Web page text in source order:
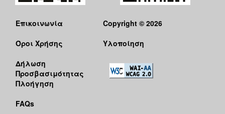
Επικοινωνία
Όροι Χρήσης
Δήλωση
Προσβασιμότητας
Πλοήγηση
FAQs
Copyright © 2026
Υλοποίηση